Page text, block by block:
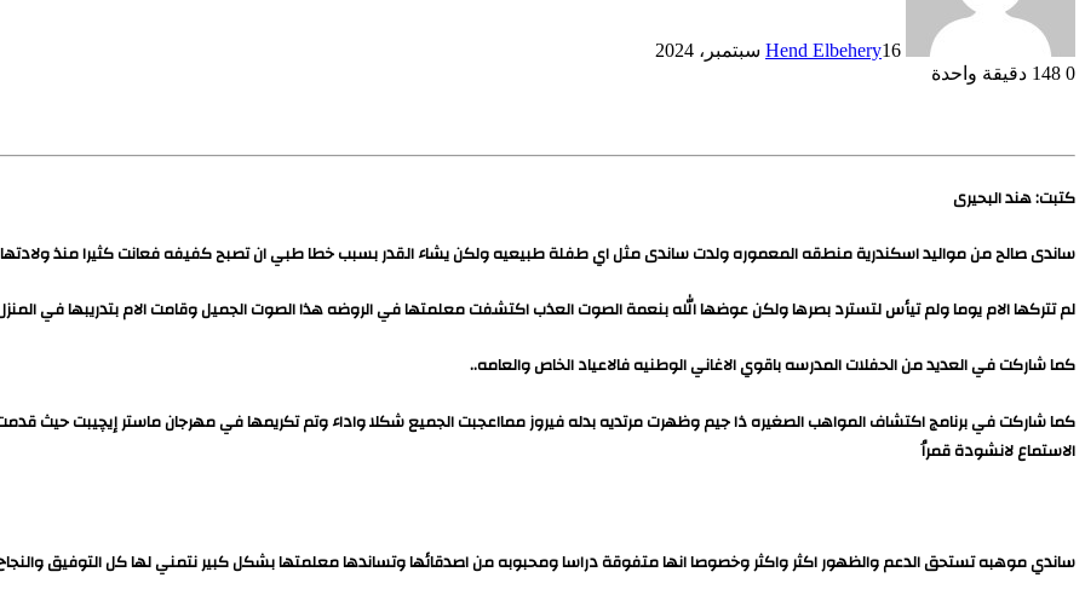
Hend Elbehery16 سبتمبر، 2024
0
دقيقة واحدة
كتبت: هند البحيرى
ساندى صالح من مواليد اسكندرية منطقه المعموره ولدت ساندى مثل اي طفلة طبيعيه ولكن يشاء القدر بسبب خطا طبي ان تصبح كفيفه فعانت كثيرا منذ
لم تتركها الام يوما ولم تيأس لتسترد بصرها ولكن عوضها الله بنعمة الصوت العذب اكتشفت معلمتها في الروضه هذا الصوت الجميل وقامت الام بتدريبها في
كما شاركت في العديد من الحفلات المدرسه باقوي الاغاني الوطنيه فالاعياد الخاص والعامه..
كما شاركت في برنامج اكتشاف المواهب الصغيره ذا جيم وظهرت مرتديه بدله فيروز ممااعجبت الجميع شكلا واداء وتم تكريمها في مهرجان ماستر إيچيبت حيث
الاستماع لانشودة قمراُ
ساندي موهبه تستحق الدعم والظهور اكثر واكثر وخصوصا انها متفوقة دراسا ومحبوبه من اصدقائها وتساندها معلمتها بشكل كبير نتمني لها كل التوفيق والنجاح